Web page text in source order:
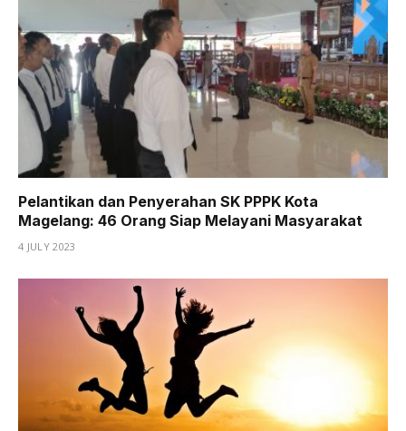
Pelantikan dan Penyerahan SK PPPK Kota
Magelang: 46 Orang Siap Melayani Masyarakat
4 JULY 2023